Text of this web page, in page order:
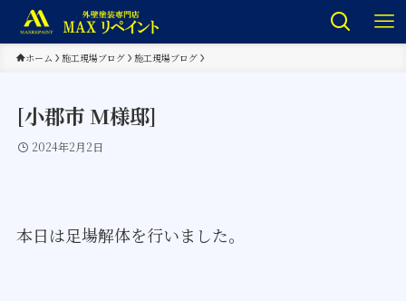
ホーム 施工現場ブログ 施工現場ブログ
[小郡市 M様邸]
2024年2月2日
本日は足場解体を行いました。